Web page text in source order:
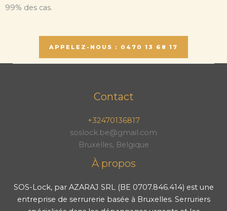
99% des cas.
APPELEZ-NOUS : 0470 13 68 17
Contact
+32470136817
soslock.be@gmail.com
Bruxelles, Belgique
À propos
SOS-Lock, par AZARAJ SRL (BE 0707.846.414) est une
entreprise de serrurerie basée à Bruxelles. Serruriers